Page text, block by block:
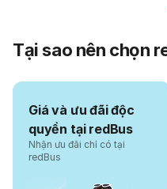
Tại sao nên chọn
Giá và ưu đãi độc
quyền tại redBus
Nhận ưu đãi chỉ có tại
redBus